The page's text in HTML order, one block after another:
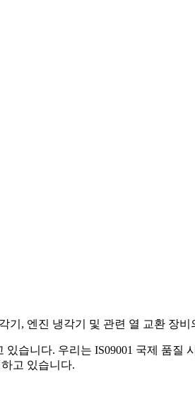
기, 엔진 냉각기 및 관련 열 교환 장
습니다. 우리는 IS09001 국제 품질
고 있습니다.